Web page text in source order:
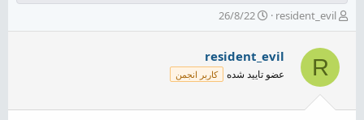
ش
ر
ع
resident_evil
ت
ا
ی
خ
26/8/22
R
resident_evil
عضو تایید شده کاربر انجمن